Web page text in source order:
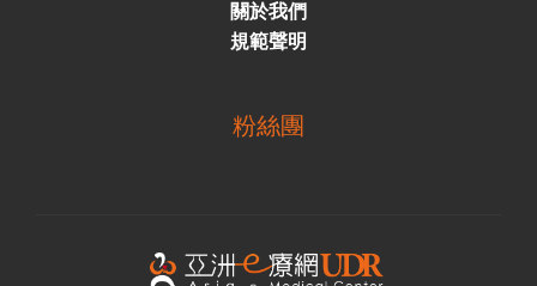
關於我們
規範聲明
粉絲團